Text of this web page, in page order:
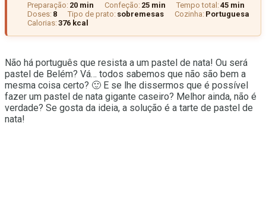
Preparação: 20 min Confeção: 25 min Tempo total:45 min
Doses: 8 Tipo de prato: sobremesas Cozinha: Portuguesa
Calorias:376 kcal
Não há português que resista a um pastel de nata! Ou será
pastel de Belém? Vá… todos sabemos que não são bem a
mesma coisa certo? 🙂 E se lhe dissermos que é possível
fazer um pastel de nata gigante caseiro? Melhor ainda, não é
verdade? Se gosta da ideia, a solução é a tarte de pastel de
nata!